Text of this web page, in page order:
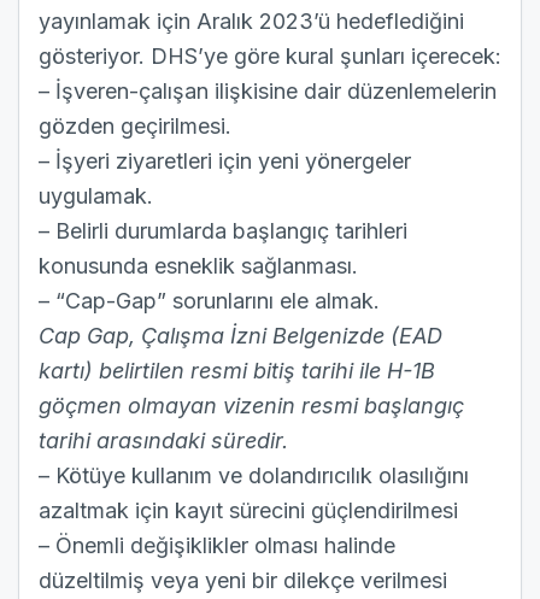
yayınlamak için Aralık 2023’ü hedeflediğini
gösteriyor. DHS’ye göre kural şunları içerecek:
– İşveren-çalışan ilişkisine dair düzenlemelerin
gözden geçirilmesi.
– İşyeri ziyaretleri için yeni yönergeler
uygulamak.
– Belirli durumlarda başlangıç tarihleri
konusunda esneklik sağlanması.
– “Cap-Gap” sorunlarını ele almak.
Cap Gap, Çalışma İzni Belgenizde (EAD
kartı) belirtilen resmi bitiş tarihi ile H-1B
göçmen olmayan vizenin resmi başlangıç
tarihi arasındaki süredir.
– Kötüye kullanım ve dolandırıcılık olasılığını
azaltmak için kayıt sürecini güçlendirilmesi
– Önemli değişiklikler olması halinde
düzeltilmiş veya yeni bir dilekçe verilmesi